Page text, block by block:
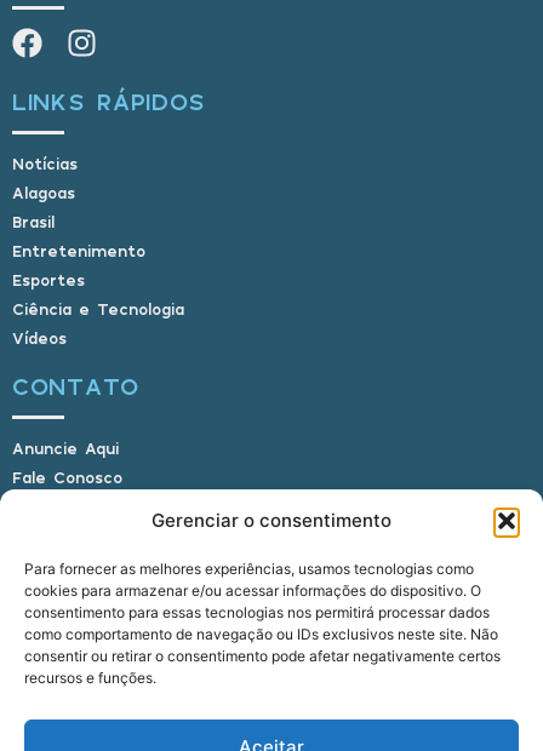
Gerenciar o consentimento
Para fornecer as melhores experiências, usamos tecnologias como
cookies para armazenar e/ou acessar informações do dispositivo. O
consentimento para essas tecnologias nos permitirá processar dados
como comportamento de navegação ou IDs exclusivos neste site. Não
consentir ou retirar o consentimento pode afetar negativamente certos
recursos e funções.
Aceitar
LINKS RÁPIDOS
Notícias
Alagoas
Brasil
Entretenimento
Esportes
Ciência e Tecnologia
Vídeos
CONTATO
Anuncie Aqui
Fale Conosco
E-mail: alagoasbrasilnoticias@gmail.com
Telefone: (82) 9 9691-0391 (Whatsapp)
Responsável Técnico: Crysthyan Carlos
Rua do Sau - Centro - Anadia - AL - CEP: